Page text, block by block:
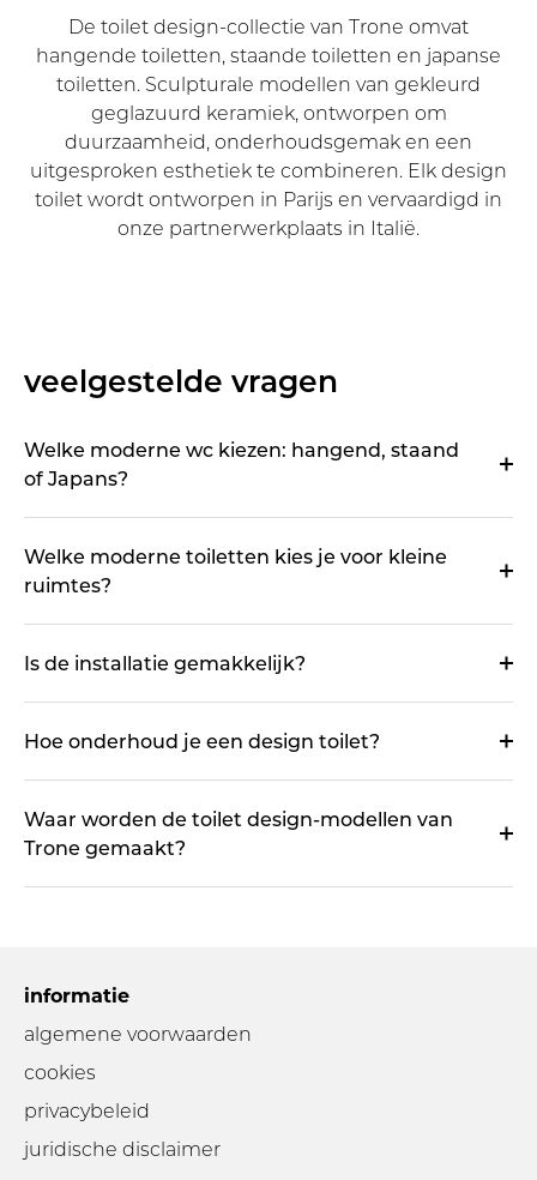
De toilet design-collectie van Trone omvat
hangende toiletten, staande toiletten en japanse
toiletten. Sculpturale modellen van gekleurd
geglazuurd keramiek, ontworpen om
duurzaamheid, onderhoudsgemak en een
uitgesproken esthetiek te combineren. Elk design
toilet wordt ontworpen in Parijs en vervaardigd in
onze partnerwerkplaats in Italië.
veelgestelde vragen
Welke moderne wc kiezen: hangend, staand
of Japans?
Welke moderne toiletten kies je voor kleine
ruimtes?
Is de installatie gemakkelijk?
Hoe onderhoud je een design toilet?
Waar worden de toilet design-modellen van
Trone gemaakt?
informatie
algemene voorwaarden
cookies
privacybeleid
juridische disclaimer